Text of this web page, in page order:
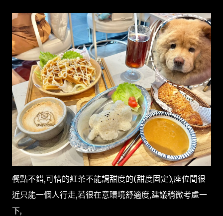
餐點不錯,可惜的紅茶不能調甜度的(甜度固定),座位間很
近只能一個人行走,若很在意環境舒適度,建議稍微考慮一
下,